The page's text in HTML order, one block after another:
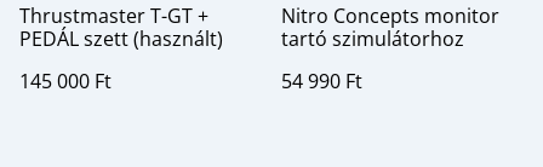
Thrustmaster T-GT +
PEDÁL szett (használt)
145 000 Ft
Nitro Concepts monitor
tartó szimulátorhoz
54 990 Ft